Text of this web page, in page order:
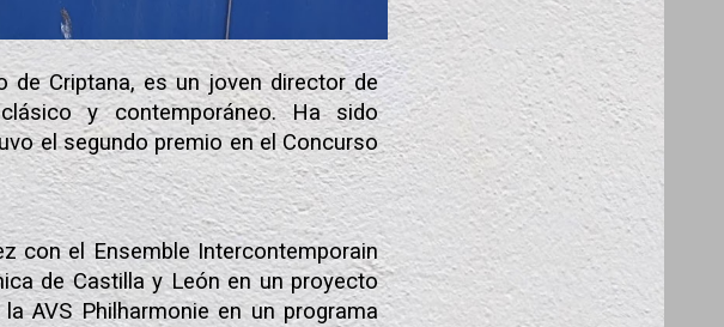
de Criptana, es un joven director de
y contemporáneo. Ha sido
el segundo premio en el Concurso
conel Ensemble Intercontemporain
de Castilla y León en un proyecto
AVS Philharmonie en un programa